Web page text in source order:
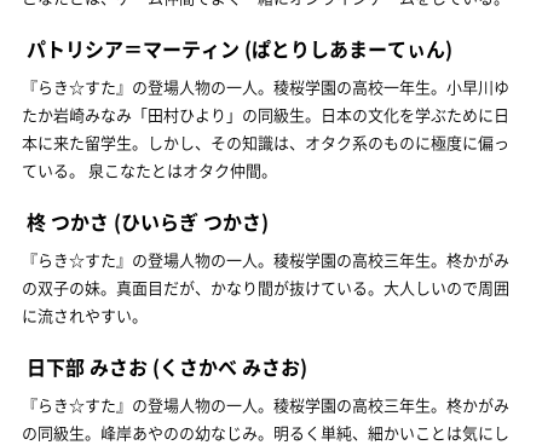
パトリシア＝マーティン (ぱとりしあまーてぃん)
『らき☆すた』の登場人物の一人。稜桜学園の高校一年生。小早川ゆ
たか岩崎みなみ「田村ひより」の同級生。日本の文化を学ぶために日
本に来た留学生。しかし、その知識は、オタク系のものに極度に偏っ
ている。 泉こなたとはオタク仲間。
柊 つかさ (ひいらぎ つかさ)
『らき☆すた』の登場人物の一人。稜桜学園の高校三年生。柊かがみ
の双子の妹。真面目だが、かなり間が抜けている。大人しいので周囲
に流されやすい。
日下部 みさお (くさかべ みさお)
『らき☆すた』の登場人物の一人。稜桜学園の高校三年生。柊かがみ
の同級生。峰岸あやのの幼なじみ。明るく単純、細かいことは気にし